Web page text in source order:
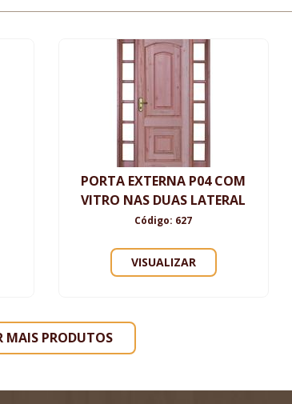
PORTA EXTERNA P04 COM
VITRO NAS DUAS LATERAL
Código: 627
VISUALIZAR
MAIS PRODUTOS